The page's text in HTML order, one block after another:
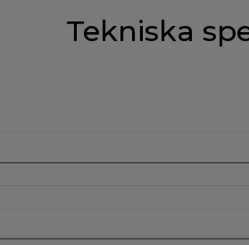
Tekniska